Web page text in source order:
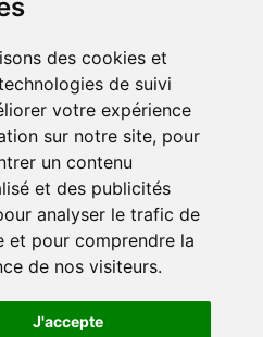
des cookies et
de suivi
votre expérience
sur notre site, pour
un contenu
et des publicités
analyser le trafic de
et pour comprendre la
de nos visiteurs.
J'accepte